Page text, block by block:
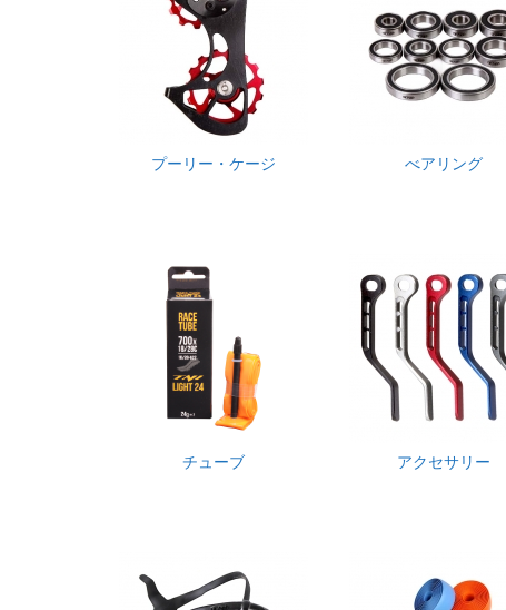
プーリー・ケージ べアリング
チューブ アクセサリー